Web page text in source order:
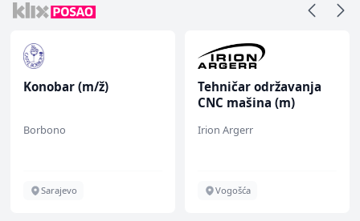
Konobar (m/ž)
Borbono
Sarajevo
Tehničar održavanja
CNC mašina (m)
Irion Argerr
Vogošća